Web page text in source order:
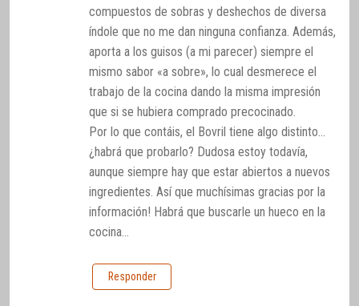
compuestos de sobras y deshechos de diversa
índole que no me dan ninguna confianza. Además,
aporta a los guisos (a mi parecer) siempre el
mismo sabor «a sobre», lo cual desmerece el
trabajo de la cocina dando la misma impresión
que si se hubiera comprado precocinado.
Por lo que contáis, el Bovril tiene algo distinto…
¿habrá que probarlo? Dudosa estoy todavía,
aunque siempre hay que estar abiertos a nuevos
ingredientes. Así que muchísimas gracias por la
información! Habrá que buscarle un hueco en la
cocina…
Responder